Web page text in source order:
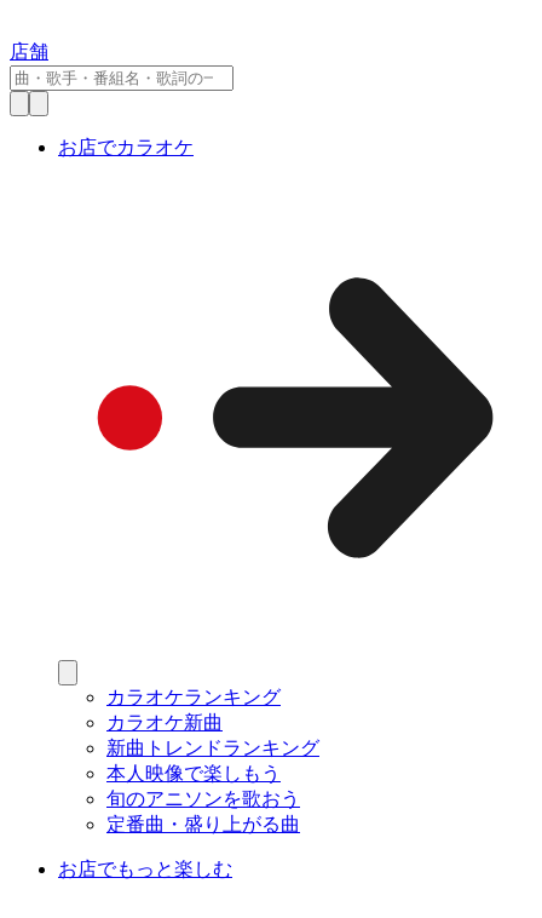
店舗
お店でカラオケ
カラオケランキング
カラオケ新曲
新曲トレンドランキング
本人映像で楽しもう
旬のアニソンを歌おう
定番曲・盛り上がる曲
お店でもっと楽しむ